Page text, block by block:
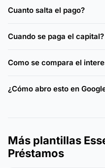
Cuanto salta el pago?
Cuando se paga el capital?
Como se compara el
¿Cómo abro esto en
Más plantillas
Préstamos